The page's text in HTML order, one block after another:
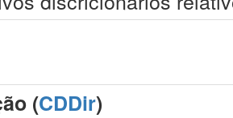
(CDDir)